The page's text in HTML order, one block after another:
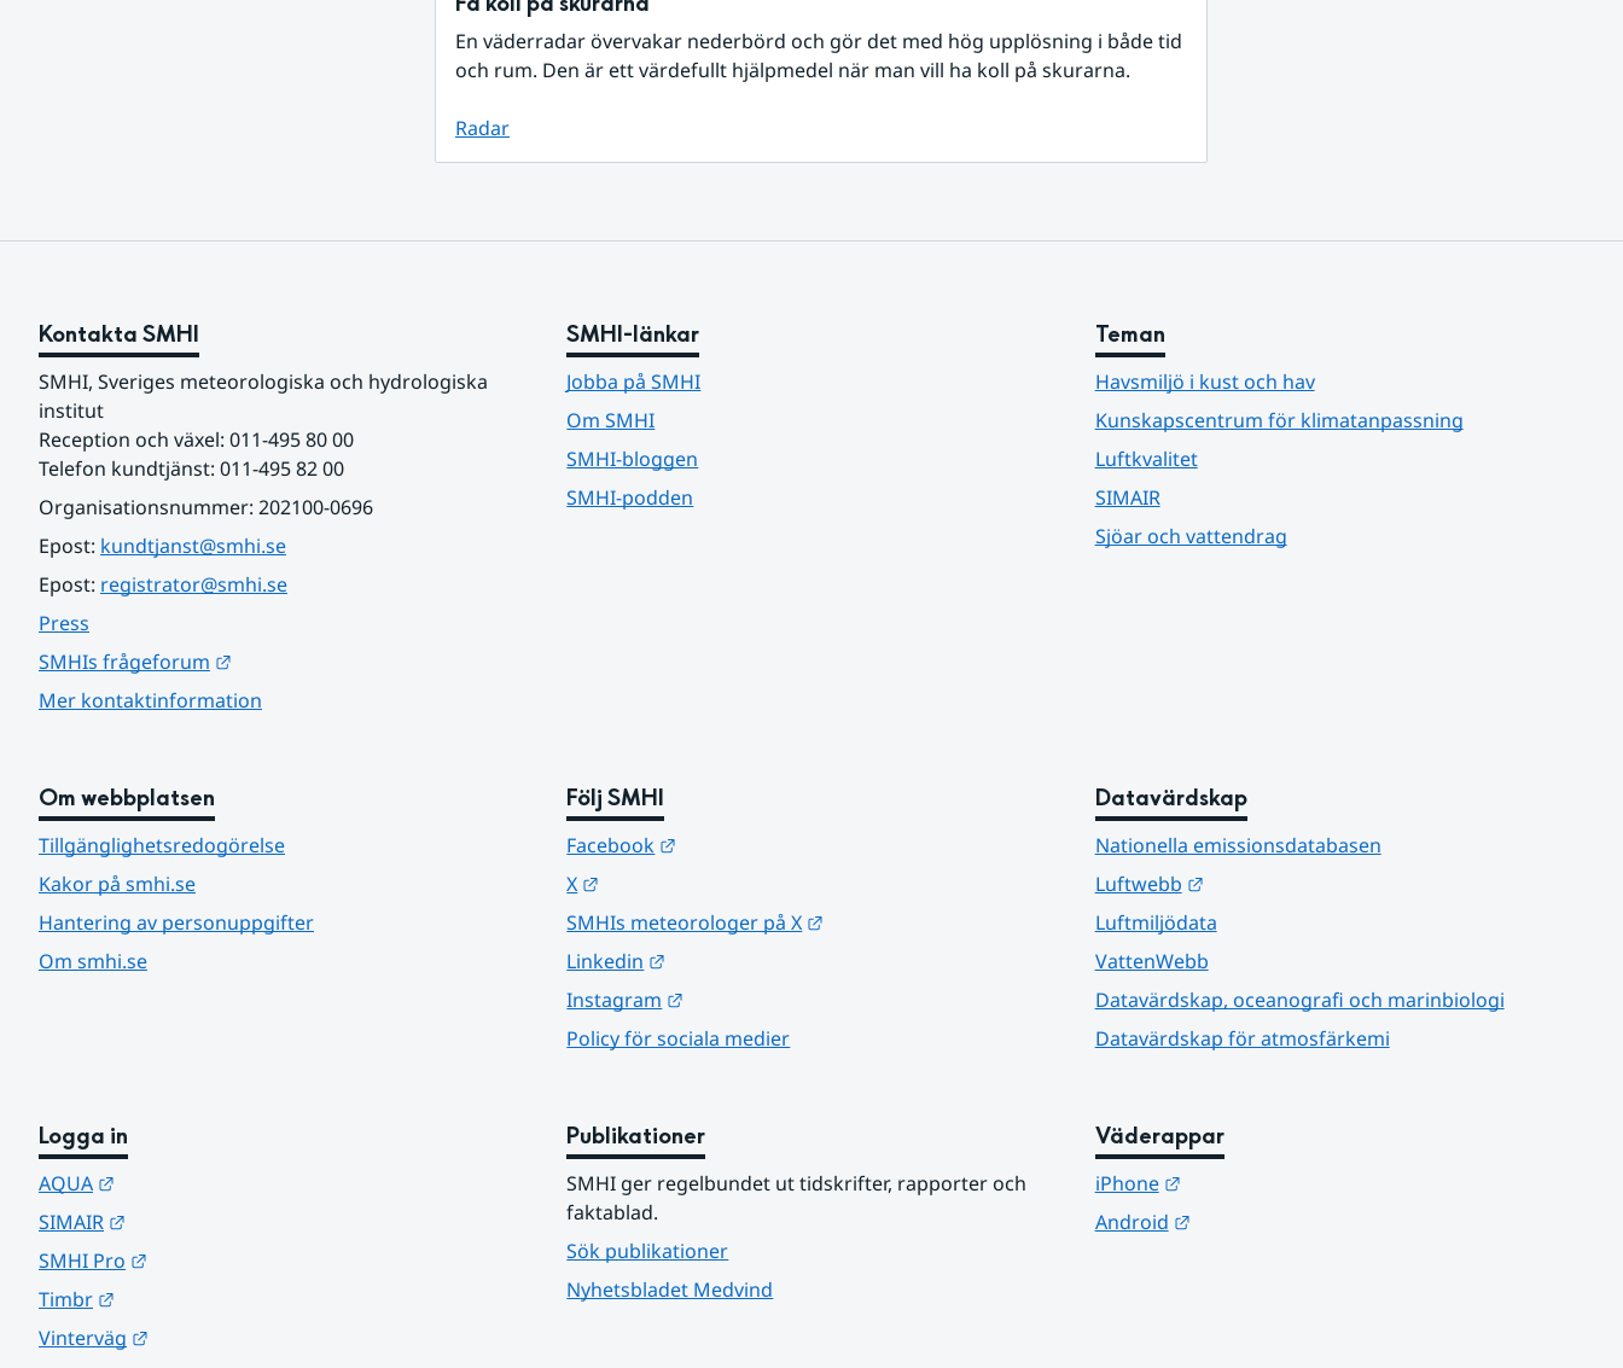
En väderradar övervakar nederbörd och gör det med hög upplösning i både tid
och rum. Den är ett värdefullt hjälpmedel när man vill ha koll på skurarna.
Radar
Kontakta SMHI
SMHI, Sveriges meteorologiska och hydrologiska
institut
Reception och växel: 011-495 80 00
Telefon kundtjänst: 011-495 82 00
Organisationsnummer: 202100-0696
Epost: kundtjanst@smhi.se
Epost: registrator@smhi.se
Press
SMHIs frågeforum
Mer kontaktinformation
SMHI-länkar
Jobba på SMHI
Om SMHI
SMHI-bloggen
SMHI-podden
Teman
Havsmiljö i kust och hav
Kunskapscentrum för klimatanpassning
Luftkvalitet
SIMAIR
Sjöar och vattendrag
Om webbplatsen
Tillgänglighetsredogörelse
Kakor på smhi.se
Hantering av personuppgifter
Om smhi.se
Följ SMHI
Facebook
X
SMHIs meteorologer på X
Linkedin
Instagram
Policy för sociala medier
Datavärdskap
Nationella emissionsdatabasen
Luftwebb
Länk till annan webbplats.
Luftmiljödata
VattenWebb
Datavärdskap, oceanografi och marinbiologi
Datavärdskap för atmosfärkemi
Logga in
AQUA
SIMAIR
SMHI Pro
Timbr
Vinterväg
Publikationer
SMHI ger regelbundet ut tidskrifter, rapporter och
faktablad.
Sök publikationer
Nyhetsbladet Medvind
Väderappar
iPhone
Länk till annan webbplats.
Android
Länk till annan webbplats.